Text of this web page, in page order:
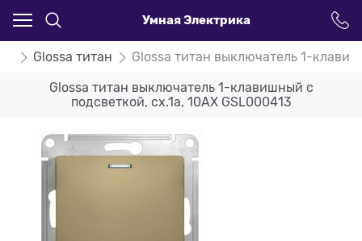
Умная Электрика
Glossa титан Glossa титан выключатель 1-
Glossa титан выключатель 1-клавишный с
подсветкой, сх.1а, 10АХ GSL000413